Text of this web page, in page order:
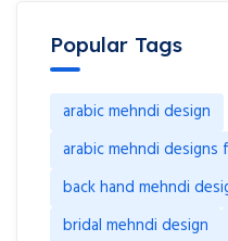
Popular Tags
arabic mehndi design
arabic mehndi designs
back hand mehndi
bridal mehndi design